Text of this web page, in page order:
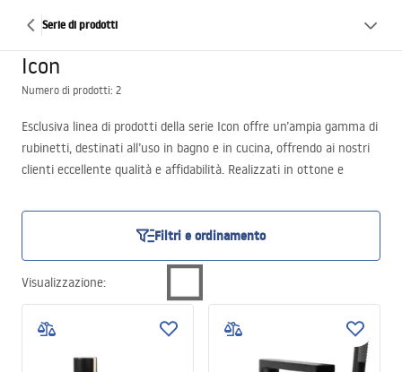
Serie di prodotti
Icon
Numero di prodotti: 2
Esclusiva linea di prodotti della serie Icon offre un’ampia gamma di
rubinetti, destinati all’uso in bagno e in cucina, offrendo ai nostri
clienti eccellente qualità e affidabilità. Realizzati in ottone e
l’armonia tra design moderno e praticità. La loro struttura
resistente è immune ai danni meccanici e ai processi di corrosione,
garantendo una lunga soddisfazione nell’utilizzo. In sintonia con
diverse soluzioni d’arredo, il rubinetto Icon è un ottimo
complemento per ogni ambiente, creando un design unico ed
elegante.
Filtri e ordinamento
Visualizzazione: